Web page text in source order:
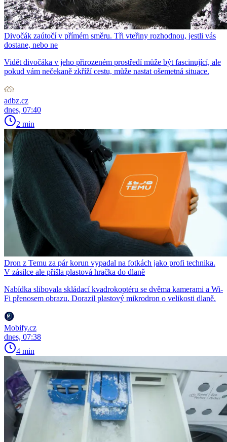
Divočák zaútočí v přímém směru. Tři vteřiny rozhodnou, jestli vás
dostane, nebo ne
Vidět divočáka v jeho přirozeném prostředí může být fascinující, ale
pokud vám nečekaně zkříží cestu, může nastat ošemetná situace.
adbz.cz
dnes, 07:40
2 min
Dron z Temu za pár korun vypadal na fotkách jako profi technika.
V zásilce ale přišla plastová hračka do dlaně
Nabídka slibovala skládací kvadrokoptéru se dvěma kamerami a Wi-
Fi přenosem obrazu. Dorazil plastový mikrodron o velikosti dlaně.
Mobify.cz
dnes, 07:38
4 min